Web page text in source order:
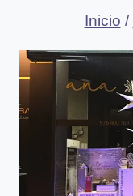
Inicio /